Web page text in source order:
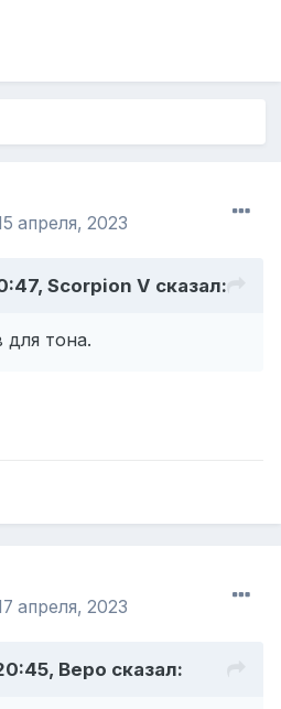
апреля, 2023
Scorpion V сказал:
для тона.
апреля, 2023
Веро сказал: